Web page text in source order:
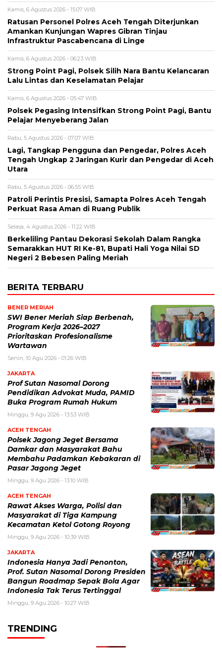
Kamis, 6 Agustus 2026 - 15:07 WIB
Ratusan Personel Polres Aceh Tengah Diterjunkan
Amankan Kunjungan Wapres Gibran Tinjau
Infrastruktur Pascabencana di Linge
Kamis, 6 Agustus 2026 - 06:23 WIB
Strong Point Pagi, Polsek Silih Nara Bantu Kelancaran
Lalu Lintas dan Keselamatan Pelajar
Kamis, 6 Agustus 2026 - 05:47 WIB
Polsek Pegasing Intensifkan Strong Point Pagi, Bantu
Pelajar Menyeberang Jalan
Rabu, 5 Agustus 2026 - 07:07 WIB
Lagi, Tangkap Pengguna dan Pengedar, Polres Aceh
Tengah Ungkap 2 Jaringan Kurir dan Pengedar di Aceh
Utara
Rabu, 5 Agustus 2026 - 06:55 WIB
Patroli Perintis Presisi, Samapta Polres Aceh Tengah
Perkuat Rasa Aman di Ruang Publik
Selasa, 4 Agustus 2026 - 11:22 WIB
Berkeliling Pantau Dekorasi Sekolah Dalam Rangka
Semarakkan HUT RI Ke-81, Bupati Hali Yoga Nilai SD
Negeri 2 Bebesen Paling Meriah
BERITA TERBARU
BENER MERIAH
SWI Bener Meriah Siap Berbenah,
Program Kerja 2026–2027
Prioritaskan Profesionalisme
Wartawan
Senin, 10 Agu 2026 - 01:26 WIB
JAKARTA
Prof Sutan Nasomal Dorong
Pendidikan Advokat Muda, PAMID
Buka Program Rumah Hukum
Minggu, 9 Agu 2026 - 13:53 WIB
ACEH TENGAH
Polsek Jagong Jeget Bersama
Damkar dan Masyarakat Bahu
Membahu Padamkan Kebakaran di
Pasar Jagong Jeget
Minggu, 9 Agu 2026 - 13:10 WIB
ACEH TENGAH
Rawat Akses Warga, Polisi dan
Masyarakat di Tiga Kampung
Kecamatan Ketol Gotong Royong
Minggu, 9 Agu 2026 - 10:39 WIB
JAKARTA
Indonesia Hanya Jadi Penonton,
Prof. Sutan Nasomal Dorong Presiden
Bangun Roadmap Sepak Bola Agar
Indonesia Tak Terus Tertinggal
Minggu, 9 Agu 2026 - 10:27 WIB
TRENDING